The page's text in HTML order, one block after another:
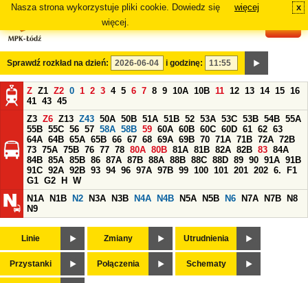
Nasza strona wykorzystuje pliki cookie. Dowiedz się
więcej.
więcej x
Sprawdź rozkład na dzień: i godzinę:
Z Z1 Z2 0 1 2 3 4 5 6 7 8 9 10A 10B 11 12 13 14 15 16
41 43 45
Z3 Z6 Z13 Z43 50A 50B 51A 51B 52 53A 53C 53B 54B 55A
55B 55C 56 57 58A 58B 59 60A 60B 60C 60D 61 62 63
64A 64B 65A 65B 66 67 68 69A 69B 70 71A 71B 72A 72B
73 75A 75B 76 77 78 80A 80B 81A 81B 82A 82B 83 84A
84B 85A 85B 86 87A 87B 88A 88B 88C 88D 89 90 91A 91B
91C 92A 92B 93 94 96 97A 97B 99 100 101 201 202 6.
F1
G1 G2 H
W
N1A
N1B N2 N3A N3B N4A N4B N5A N5B N6 N7A N7B
N8
N9
Linie Zmiany Utrudnienia
Przystanki Połączenia Schematy